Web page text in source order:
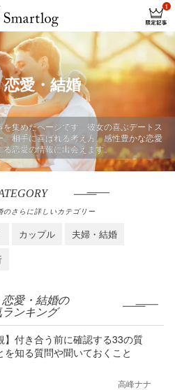
愛・結婚
を集めたページです。彼女の喜ぶデートス
相手に喜ばれる考え方、感性豊かな恋愛
恋愛の情報に出会えます。
のさらに詳しいカテゴリー
カップル
夫婦・結婚
恋愛・結婚の
ランキング
】付き合う前に確認する33の質
を知る質問や聞いておくこと
高峰ナナ